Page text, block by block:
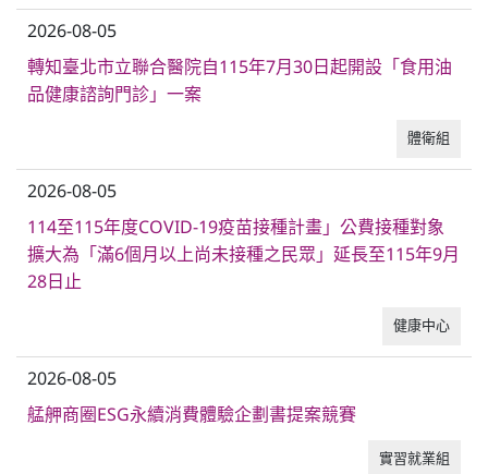
2026-08-05
轉知臺北市立聯合醫院自115年7月30日起開設「食用油
品健康諮詢門診」一案
體衛組
2026-08-05
114至115年度COVID-19疫苗接種計畫」公費接種對象
擴大為「滿6個月以上尚未接種之民眾」延長至115年9月
28日止
健康中心
2026-08-05
艋舺商圈ESG永續消費體驗企劃書提案競賽
實習就業組